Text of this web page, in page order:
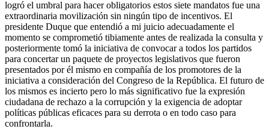
logró el umbral para hacer obligatorios estos siete mandatos fue una
extraordinaria movilización sin ningún tipo de incentivos. El
presidente Duque que entendió a mi juicio adecuadamente el
momento se comprometió tibiamente antes de realizada la consulta y
posteriormente tomó la iniciativa de convocar a todos los partidos
para concertar un paquete de proyectos legislativos que fueron
presentados por él mismo en compañía de los promotores de la
iniciativa a consideración del Congreso de la República. El futuro de
los mismos es incierto pero lo más significativo fue la expresión
ciudadana de rechazo a la corrupción y la exigencia de adoptar
políticas públicas eficaces para su derrota o en todo caso para
confrontarla.